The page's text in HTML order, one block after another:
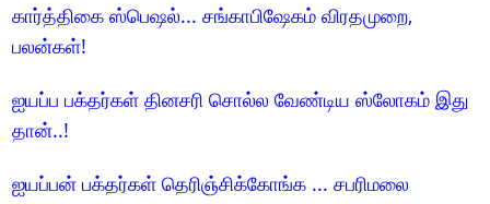
கார்த்திகை ஸ்பெஷல்... சங்காபிஷேகம் விரதமுறை,
பலன்கள்!
ஐயப்ப பக்தர்கள் தினசரி சொல்ல வேண்டிய ஸ்லோகம் இது
தான்..!
ஐயப்பன் பக்தர்கள் தெரிஞ்சிக்கோங்க ... சபரிமலை